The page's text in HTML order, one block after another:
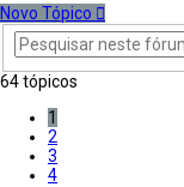
Novo Tópico
64 tópicos
1
2
3
4